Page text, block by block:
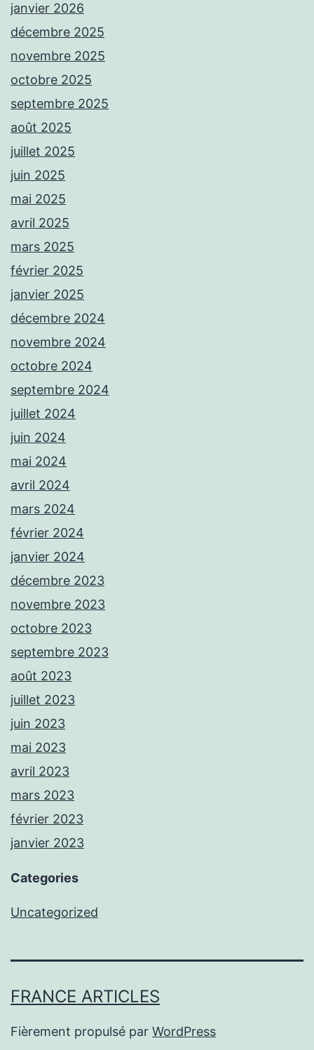
janvier 2026
décembre 2025
novembre 2025
octobre 2025
septembre 2025
août 2025
juillet 2025
juin 2025
mai 2025
avril 2025
mars 2025
février 2025
janvier 2025
décembre 2024
novembre 2024
octobre 2024
septembre 2024
juillet 2024
juin 2024
mai 2024
avril 2024
mars 2024
février 2024
janvier 2024
décembre 2023
novembre 2023
octobre 2023
septembre 2023
août 2023
juillet 2023
juin 2023
mai 2023
avril 2023
mars 2023
février 2023
janvier 2023
Categories
Uncategorized
FRANCE ARTICLES
Fièrement propulsé par WordPress